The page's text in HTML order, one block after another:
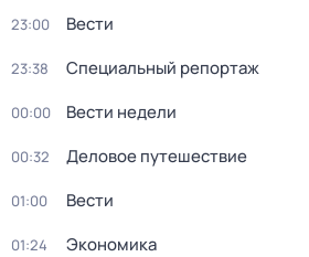
23:00 Вести
23:38 Специальный репортаж
00:00 Вести недели
00:32 Деловое путешествие
01:00 Вести
01:24 Экономика